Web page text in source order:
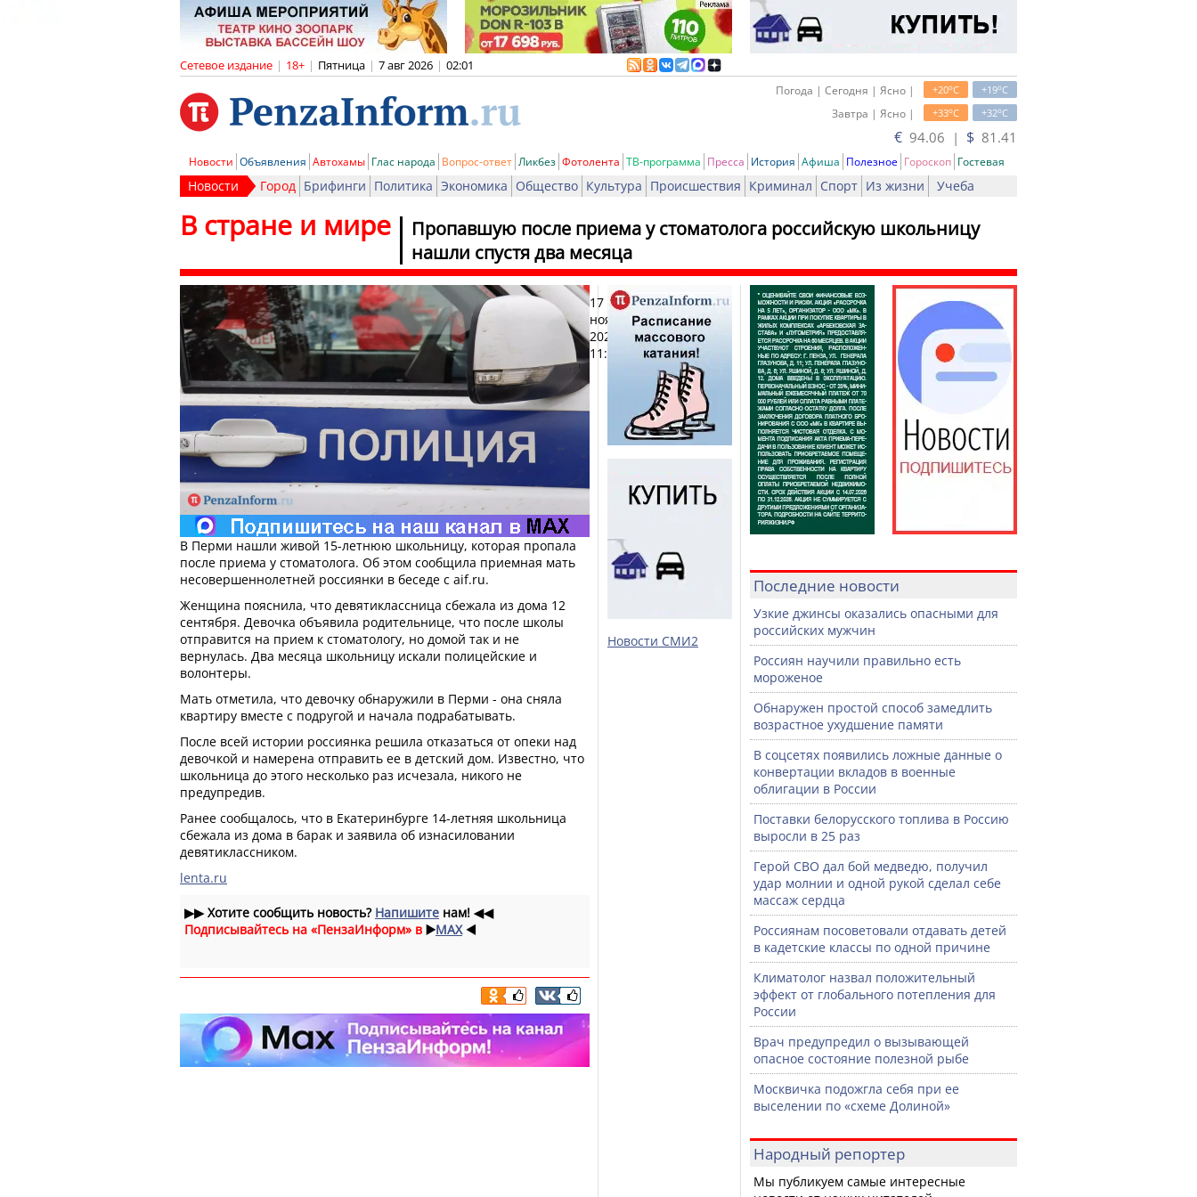
Сетевое издание | 18+ | Пятница | 7 авг 2026 | 02:01
+19oC
+20oC
Погода | Сегодня | Ясно |
+32oC
+33oC
Завтра | Ясно |
€ 94.06 | $ 81.41
Новости Объявления Автохамы Глас народа Вопрос-ответ Ликбез Фотолента ТВ-программа Пресса История Афиша Полезное Гороскоп Гостевая
Новости Город Брифинги Политика Экономика Общество Культура Происшествия Криминал Спорт Из жизни Учеба
Пропавшую после приема у стоматолога российскую школьницу
нашли спустя два месяца
В стране и мире
17
ноября
2024,
11:15
Печать
В Перми нашли живой 15-летнюю школьницу, которая пропала
после приема у стоматолога. Об этом сообщила приемная мать
несовершеннолетней россиянки в беседе с aif.ru.
Женщина пояснила, что девятиклассница сбежала из дома 12
сентября. Девочка объявила родительнице, что после школы
отправится на прием к стоматологу, но домой так и не
вернулась. Два месяца школьницу искали полицейские и
волонтеры.
Мать отметила, что девочку обнаружили в Перми - она сняла
квартиру вместе с подругой и начала подрабатывать.
После всей истории россиянка решила отказаться от опеки над
девочкой и намерена отправить ее в детский дом. Известно, что
школьница до этого несколько раз исчезала, никого не
предупредив.
Ранее сообщалось, что в Екатеринбурге 14-летняя школьница
сбежала из дома в барак и заявила об изнасиловании
девятиклассником.
lenta.ru
▶▶Хотите сообщить новость? Напишите нам! ◀◀
Подписывайтесь на «ПензаИнформ» в ▶️MAX ◀️
Новости СМИ2
Последние новости
Узкие джинсы оказались опасными для
российских мужчин
Россиян научили правильно есть
мороженое
Обнаружен простой способ замедлить
возрастное ухудшение памяти
В соцсетях появились ложные данные о
конвертации вкладов в военные
облигации в России
Поставки белорусского топлива в Россию
выросли в 25 раз
Герой СВО дал бой медведю, получил
удар молнии и одной рукой сделал себе
массаж сердца
Россиянам посоветовали отдавать детей
в кадетские классы по одной причине
Климатолог назвал положительный
эффект от глобального потепления для
России
Врач предупредил о вызывающей
опасное состояние полезной рыбе
Москвичка подожгла себя при ее
выселении по «схеме Долиной»
Народный репортер
Мы публикуем самые интересные